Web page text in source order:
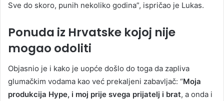
Sve do skoro, punih nekoliko godina”, ispričao je Lukas.
Ponuda iz Hrvatske kojoj nije
mogao odoliti
Objasnio je i kako je uopće došlo do toga da zapliva
glumačkim vodama kao već prekaljeni zabavljač: “Moja
produkcija Hype, i moj prije svega prijatelj i brat, a onda i